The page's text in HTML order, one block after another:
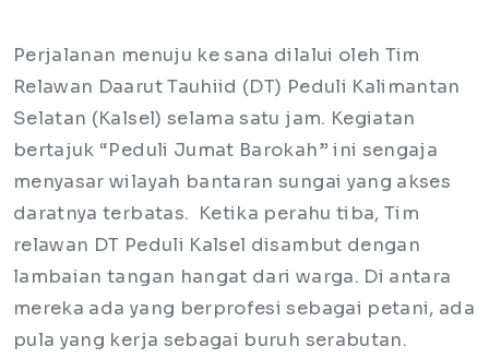
Perjalanan menuju ke sana dilalui oleh Tim
Relawan Daarut Tauhiid (DT) Peduli Kalimantan
Selatan (Kalsel) selama satu jam. Kegiatan
bertajuk “Peduli Jumat Barokah” ini sengaja
menyasar wilayah bantaran sungai yang akses
daratnya terbatas. Ketika perahu tiba, Tim
relawan DT Peduli Kalsel disambut dengan
lambaian tangan hangat dari warga. Di antara
mereka ada yang berprofesi sebagai petani, ada
pula yang kerja sebagai buruh serabutan.